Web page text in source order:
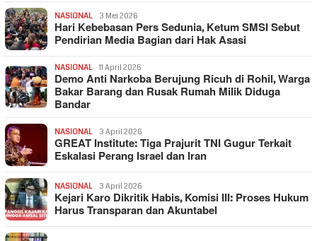
NASIONAL 3 Mei 2026
Hari Kebebasan Pers Sedunia, Ketum SMSI Sebut
Pendirian Media Bagian dari Hak Asasi
NASIONAL 11 April 2026
Demo Anti Narkoba Berujung Ricuh di Rohil, Warga
Bakar Barang dan Rusak Rumah Milik Diduga
Bandar
NASIONAL 3 April 2026
GREAT Institute: Tiga Prajurit TNI Gugur Terkait
Eskalasi Perang Israel dan Iran
NASIONAL 3 April 2026
Kejari Karo Dikritik Habis, Komisi III: Proses Hukum
Harus Transparan dan Akuntabel